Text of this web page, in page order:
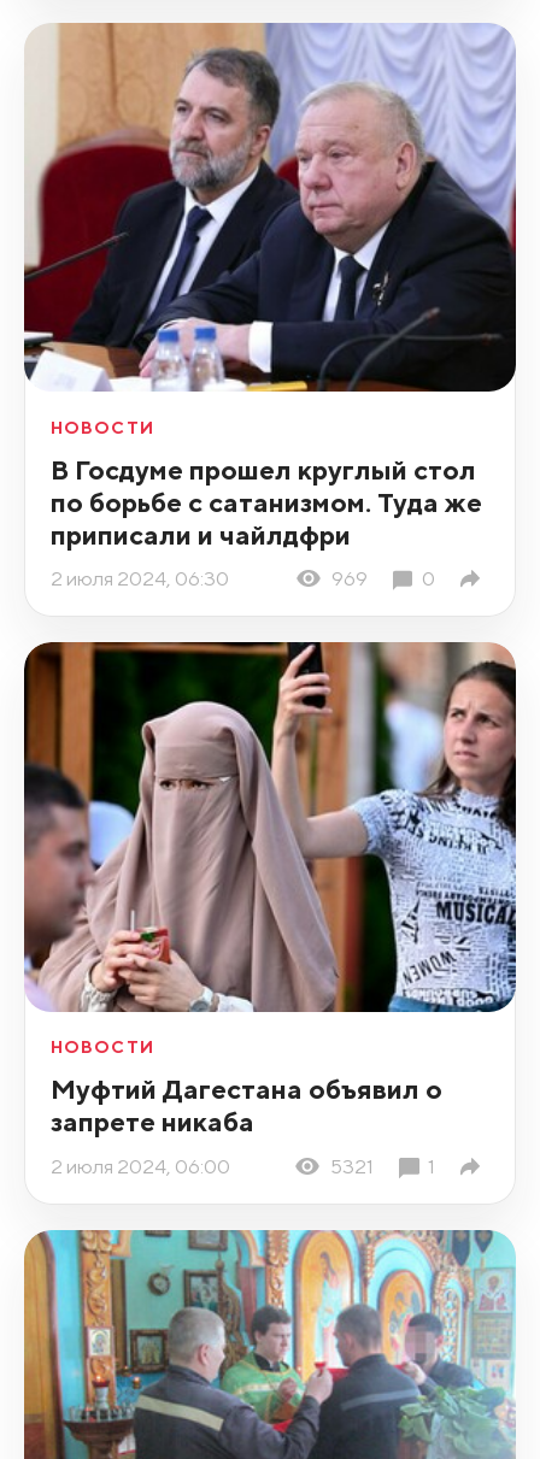
НОВОСТИ
В Госдуме прошел круглый стол
по борьбе с сатанизмом. Туда же
приписали и чайлдфри
2 июля 2024, 06:30 969 0
НОВОСТИ
Муфтий Дагестана объявил о
запрете никаба
2 июля 2024, 06:00 5321 1